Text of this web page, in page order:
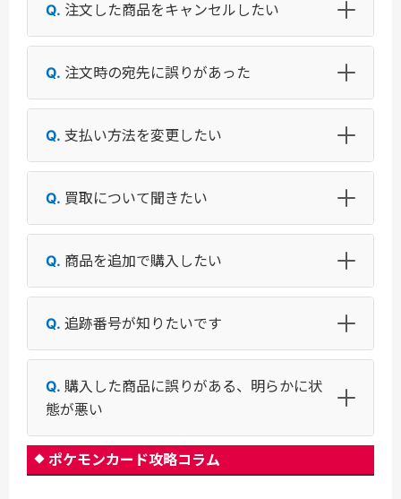
注文した商品をキャンセルしたい
注文時の宛先に誤りがあった
支払い方法を変更したい
買取について聞きたい
商品を追加で購入したい
追跡番号が知りたいです
購入した商品に誤りがある、明らかに状
態が悪い
ポケモンカード攻略コラム